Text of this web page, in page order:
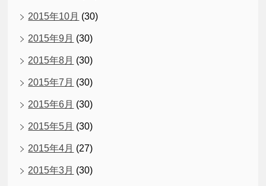
2015年10月 (30)
2015年9月 (30)
2015年8月 (30)
2015年7月 (30)
2015年6月 (30)
2015年5月 (30)
2015年4月 (27)
2015年3月 (30)